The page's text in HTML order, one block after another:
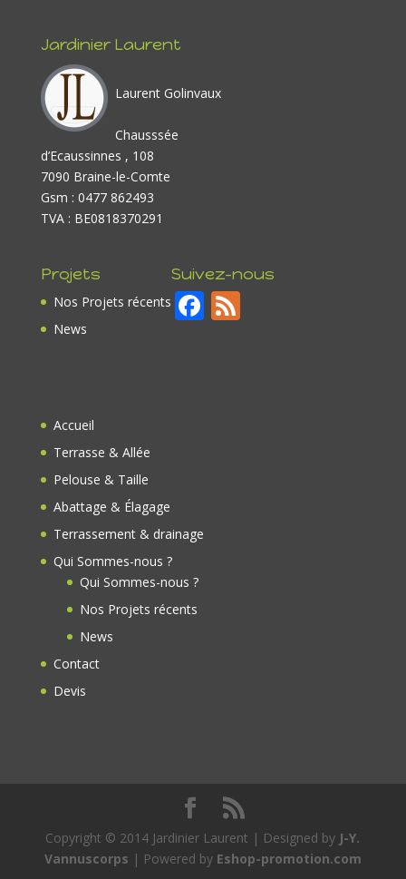
Jardinier Laurent
Laurent Golinvaux
Chausssée
d’Ecaussinnes , 108
7090 Braine-le-Comte
Gsm : 0477 862493
TVA : BE0818370291
Projets
Nos Projets récents
News
Suivez-nous
F F
Accueil
Terrasse & Allée
Pelouse & Taille
Abattage & Élagage
Terrassement & drainage
Qui Sommes-nous ?
Qui Sommes-nous ?
Nos Projets récents
News
Contact
Devis
Copyright © 2014 Jardinier Laurent | Designed by J-Y.
Vannuscorps | Powered by Eshop-promotion.com